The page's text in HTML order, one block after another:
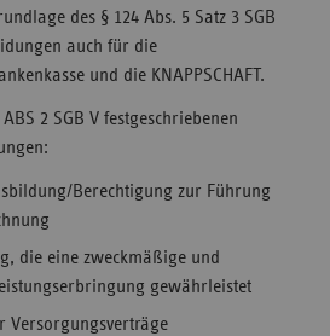
des § 124 Abs. 5 Satz 3 SGB
auch für die
und die KNAPPSCHAFT.
2 SGB V festgeschriebenen
Berechtigung zur Führung
die eine zweckmäßige und
gewährleistet
Versorgungsverträge